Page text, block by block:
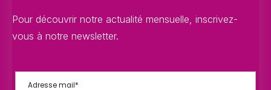
Pour découvrir notre actualité mensuelle, inscrivez-
vous à notre newsletter.